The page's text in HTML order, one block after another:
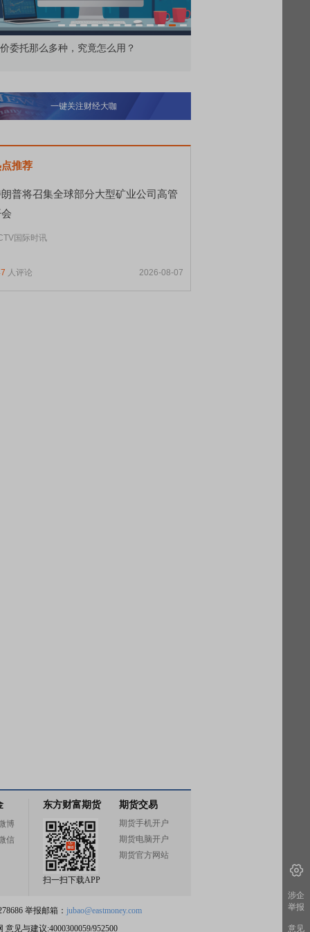
委托那么多种，究竟怎么用？
一键关注财经大咖
推荐
普将召集全球部分大型矿业公司高管
国际时讯
人评论 2026-08-07
博
信
东方财富期货
扫一扫下载APP
期货交易
期货手机开户
期货电脑开户
期货官方网站
举报邮箱： jubao@eastmoney.com
意见与建议:4000300059/952500
涉企
举报
意见